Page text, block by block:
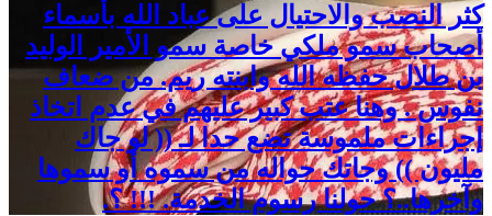
كثر النصب والاحتيال على عباد الله بأسماء
أصحاب سمو ملكي خاصة سمو الأمير الوليد
بن طلال حفظه الله وابنته ريم. من ضعاف
نفوس . وهنا عتب كبير عليهم في عدم اتخاذ
إجراءات ملموسة تضع حدا لـ (( لو جاك
مليون )) وجاتك حواله من سموه أو سموها
وآخرها..؟ حولنا رسوم الخدمة. !!! ؟.